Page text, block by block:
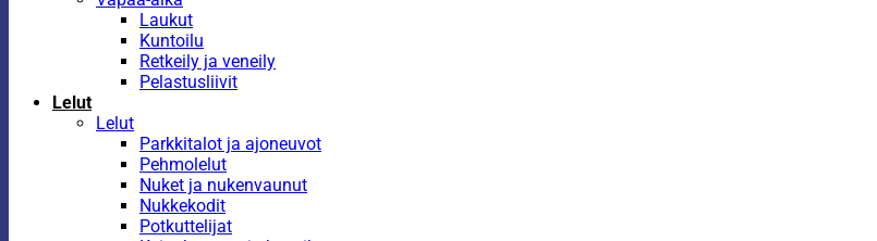
Laukut
Kuntoilu
Retkeily ja veneily
Pelastusliivit
Lelut
Lelut
Parkkitalot ja ajoneuvot
Pehmolelut
Nuket ja nukenvaunut
Nukkekodit
Potkuttelijat